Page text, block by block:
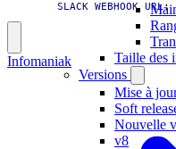
Taille des
Versions
Mise à
Soft
Nouvelle
v8
SLACK_WEBHOOK_URL:
Infomaniak